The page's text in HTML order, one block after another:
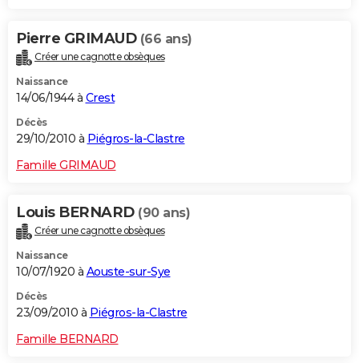
Pierre GRIMAUD (66 ans)
Créer une cagnotte obsèques
Naissance
14/06/1944 à Crest
Décès
29/10/2010 à Piégros-la-Clastre
Famille GRIMAUD
Louis BERNARD (90 ans)
Créer une cagnotte obsèques
Naissance
10/07/1920 à Aouste-sur-Sye
Décès
23/09/2010 à Piégros-la-Clastre
Famille BERNARD